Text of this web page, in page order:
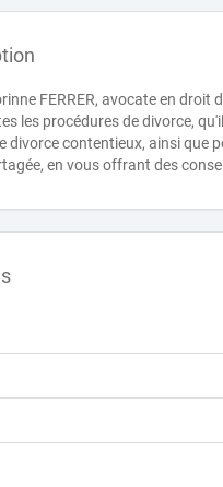
FERRER, avocate en
les procédures de divorce,
divorce contentieux, ainsi que
en vous offrant des